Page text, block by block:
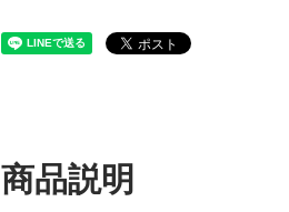
商品説明